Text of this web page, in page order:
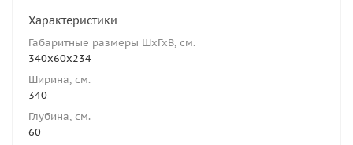
Характеристики
Габаритные размеры ШхГхВ, см.
340х60х234
Ширина, см.
340
Глубина, см.
60